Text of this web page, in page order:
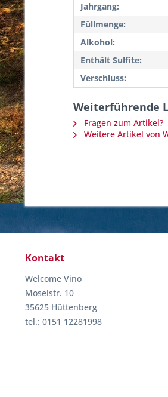
Jahrgang:
Füllmenge:
Alkohol:
Enthält Sulfite:
Verschluss:
Weiterführende
Fragen zum Artikel?
Weitere Artikel von
Kontakt
Welcome Vino
Moselstr. 10
35625 Hüttenberg
tel.: 0151 12281998